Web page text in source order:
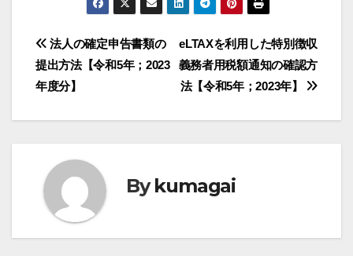
投
稿
ナ
ゲ
ー
シ
eLTAXを利用した特別徴収
義務者用税額通知の確認方
法【令和5年；2023年】
法人の確定申告書類の
提出方法【令和5年；2023
年度分】
Bykumagai